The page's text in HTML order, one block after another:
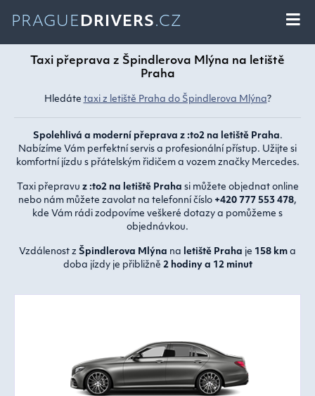
PRAGUE DRIVERS.CZ
Taxi přeprava z Špindlerova Mlýna na letiště
Praha
Hledáte taxi z letiště Praha do Špindlerova Mlýna?
Spolehlivá a moderní přeprava z :to2 na letiště Praha.
Nabízíme Vám perfektní servis a profesionální přístup. Užijte si
komfortní jízdu s přátelským řidičem a vozem značky Mercedes.
Taxi přepravu z :to2 na letiště Praha si můžete objednat online
nebo nám můžete zavolat na telefonní číslo +420 777 553 478,
kde Vám rádi zodpovíme veškeré dotazy a pomůžeme s
objednávkou.
Vzdálenost z Špindlerova Mlýna na letiště Praha je 158 km a
doba jízdy je přibližně 2 hodiny a 12 minut